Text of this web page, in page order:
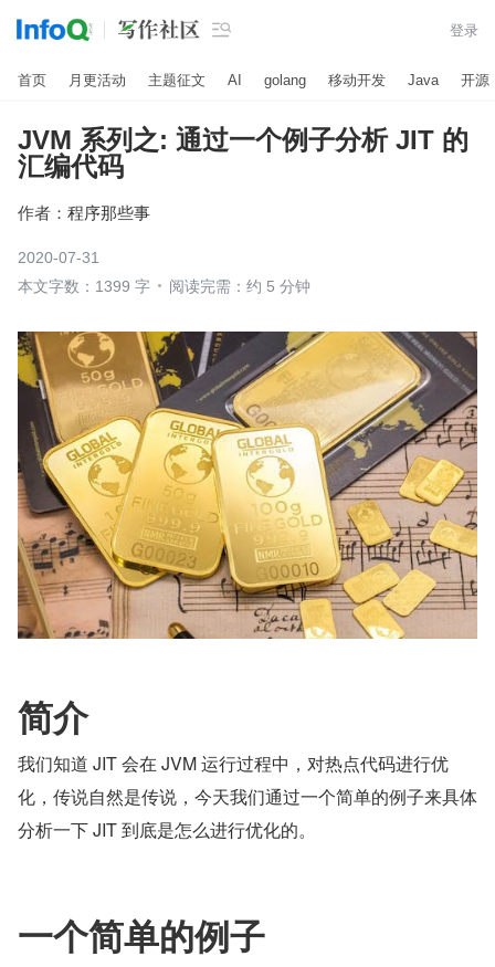
 登录
首页 月更活动 主题征文 AI golang 移动开发 Java 开源
JVM 系列之: 通过一个例子分析 JIT 的
汇编代码
作者： 程序那些事
2020-07-31
本文字数：1399 字
阅读完需：约 5 分钟
简介
我们知道 JIT 会在 JVM 运行过程中，对热点代码进行优
化，传说自然是传说，今天我们通过一个简单的例子来具体
分析一下 JIT 到底是怎么进行优化的。
一个简单的例子